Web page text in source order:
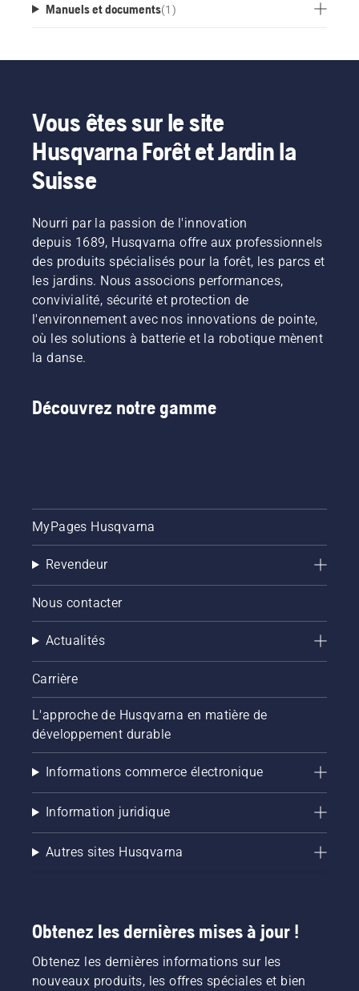
Manuels et documents(1 )
Vous êtes sur le site
Husqvarna Forêt et Jardin la
Suisse
Nourri par la passion de l'innovation
depuis 1689, Husqvarna offre aux professionnels
des produits spécialisés pour la forêt, les parcs et
les jardins. Nous associons performances,
convivialité, sécurité et protection de
l'environnement avec nos innovations de pointe,
où les solutions à batterie et la robotique mènent
la danse.
Découvrez notre gamme
MyPages Husqvarna
Revendeur
Nous contacter
Actualités
Carrière
L'approche de Husqvarna en matière de
développement durable
Informations commerce électronique
Information juridique
Autres sites Husqvarna
Obtenez les dernières mises à jour !
Obtenez les dernières informations sur les
nouveaux produits, les offres spéciales et bien